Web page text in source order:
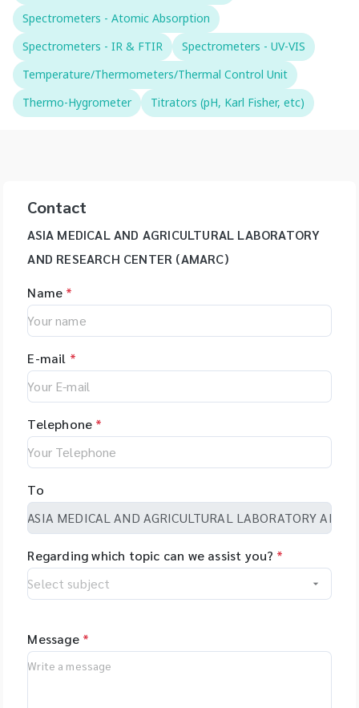
Spectrometers - Atomic Absorption
Spectrometers - IR & FTIR
Spectrometers - UV-VIS
Temperature/Thermometers/Thermal Control Unit
Thermo-Hygrometer
Titrators (pH, Karl Fisher, etc)
Contact
ASIA MEDICAL AND AGRICULTURAL LABORATORY
AND RESEARCH CENTER (AMARC)
Name *
E-mail *
Telephone *
To
Regarding which topic can we assist you? *
Message *